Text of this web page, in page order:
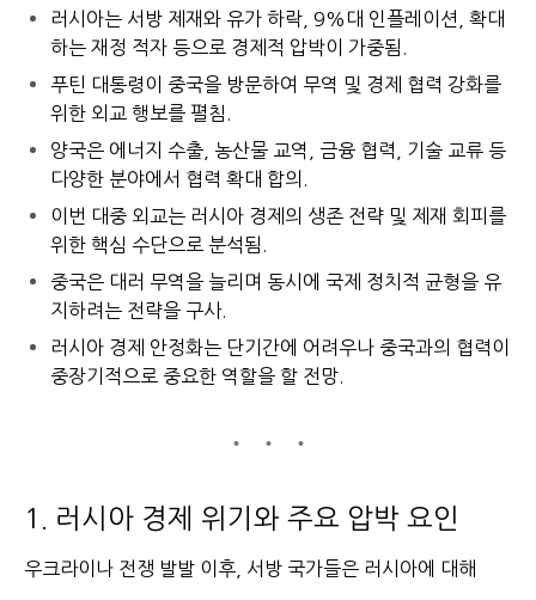
러시아는 서방 제재와 유가 하락, 9%대 인플레이션, 확대
하는 재정 적자 등으로 경제적 압박이 가중됨.
푸틴 대통령이 중국을 방문하여 무역 및 경제 협력 강화를
위한 외교 행보를 펼침.
양국은 에너지 수출, 농산물 교역, 금융 협력, 기술 교류 등
다양한 분야에서 협력 확대 합의.
이번 대중 외교는 러시아 경제의 생존 전략 및 제재 회피를
위한 핵심 수단으로 분석됨.
중국은 대러 무역을 늘리며 동시에 국제 정치적 균형을 유
지하려는 전략을 구사.
러시아 경제 안정화는 단기간에 어려우나 중국과의 협력이
중장기적으로 중요한 역할을 할 전망.
1. 러시아 경제 위기와 주요 압박 요인
우크라이나 전쟁 발발 이후, 서방 국가들은 러시아에 대해